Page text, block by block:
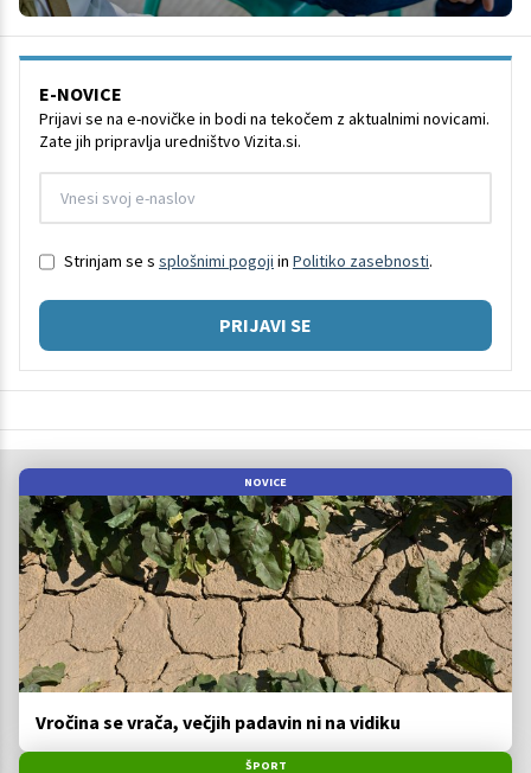
E-NOVICE
Prijavi se na e-novičke in bodi na tekočem z aktualnimi novicami.
Zate jih pripravlja uredništvo Vizita.si.
Strinjam se s splošnimi pogoji in Politiko zasebnosti.
PRIJAVI SE
NOVICE
Vročina se vrača, večjih padavin ni na vidiku
ŠPORT